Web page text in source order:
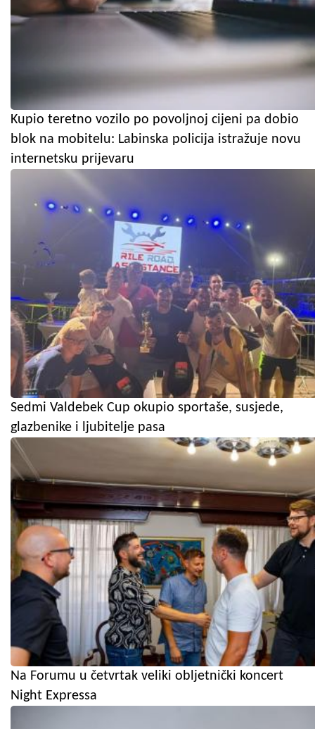
Kupio teretno vozilo po povoljnoj cijeni pa dobio
blok na mobitelu: Labinska policija istražuje novu
internetsku prijevaru
Sedmi Valdebek Cup okupio sportaše, susjede,
glazbenike i ljubitelje pasa
Na Forumu u četvrtak veliki obljetnički koncert
Night Expressa